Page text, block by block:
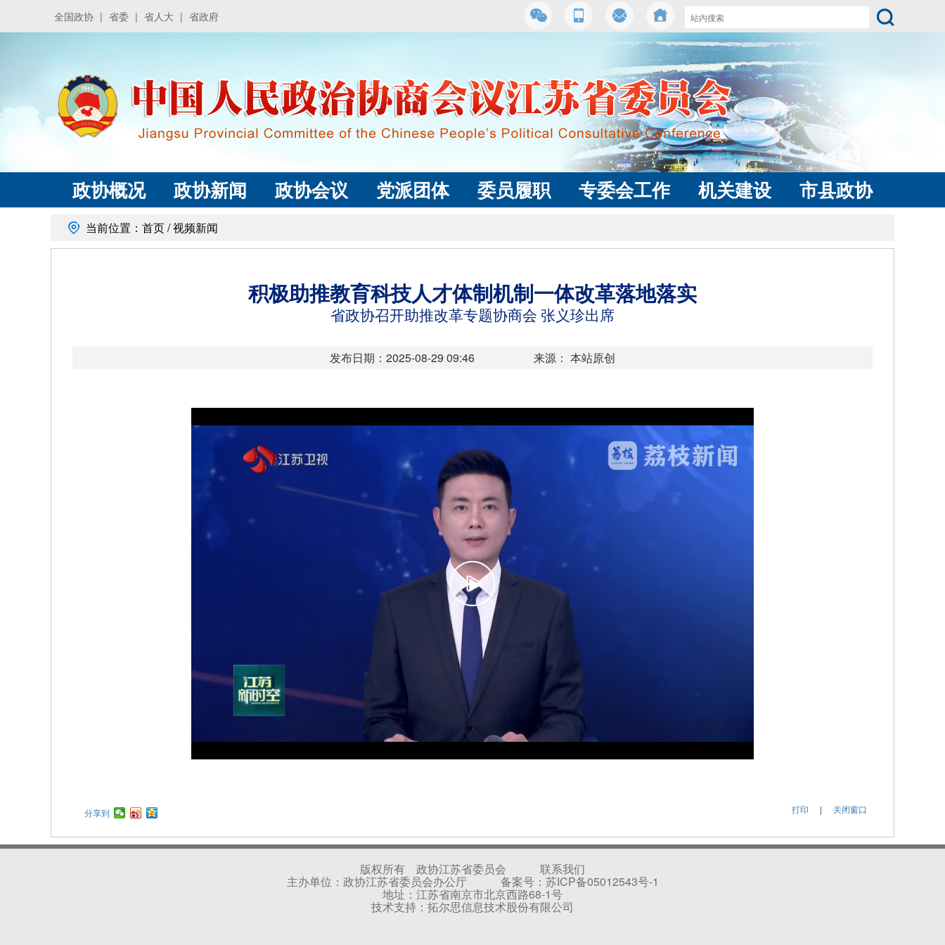
全国政协 | 省委 | 省人大 | 省政府
政协概况 政协新闻 政协会议 党派团体 委员履职 专委会工作 机关建设 市县政协
当前位置： 首页/视频新闻
积极助推教育科技人才体制机制一体改革落地落实
省政协召开助推改革专题协商会 张义珍出席
发布日期：2025-08-29 09:46 来源： 本站原创
分享到 打印 | 关闭窗口
版权所有 政协江苏省委员会 联系我们
主办单位：政协江苏省委员会办公厅 备案号： 苏ICP备05012543号-1
地址：江苏省南京市北京西路68-1号
技术支持：拓尔思信息技术股份有限公司